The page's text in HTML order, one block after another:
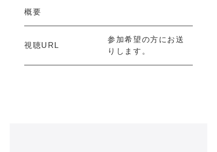
概要
視聴URL
参加希望の方にお送
りします。